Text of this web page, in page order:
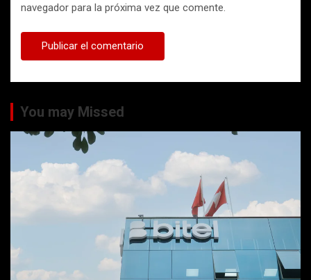
navegador para la próxima vez que comente.
You may Missed